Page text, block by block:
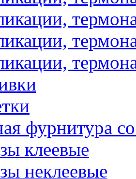
фурнитура
клеевые
неклеевые